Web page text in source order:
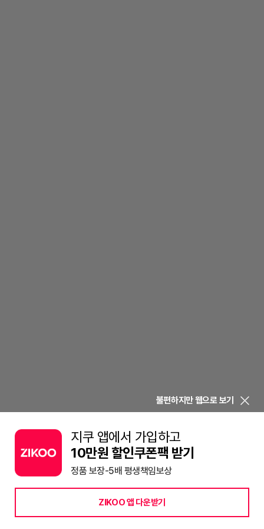
불편하지만 웹으로 보기
지쿠 앱에서 가입하고
10만원 할인쿠폰팩 받기
정품 보장-5배 평생책임보상
ZIKOO 앱 다운받기